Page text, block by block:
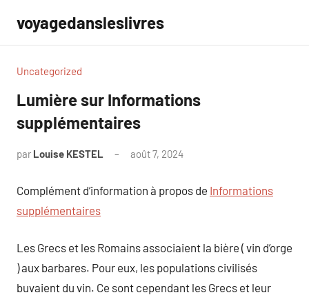
contenu
voyagedansleslivres
Uncategorized
Lumière sur Informations
supplémentaires
par Louise KESTEL août 7, 2024
Complément d’information à propos de Informations
supplémentaires
Les Grecs et les Romains associaient la bière ( vin d’orge
) aux barbares. Pour eux, les populations civilisés
buvaient du vin. Ce sont cependant les Grecs et leur